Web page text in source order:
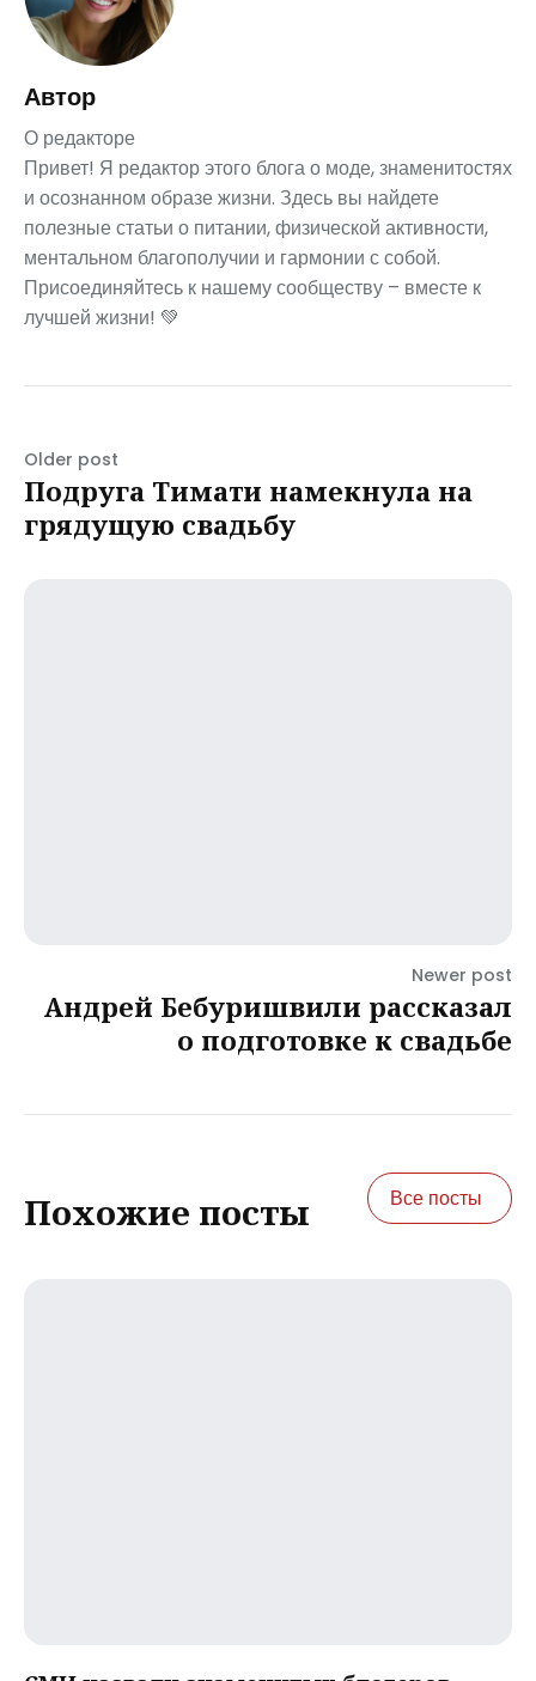
Автор
О редакторе
Привет! Я редактор этого блога о моде, знаменитостях
и осознанном образе жизни. Здесь вы найдете
полезные статьи о питании, физической активности,
ментальном благополучии и гармонии с собой.
Присоединяйтесь к нашему сообществу – вместе к
лучшей жизни! 💚
Older post
Подруга Тимати намекнула на
грядущую свадьбу
Newer post
Андрей Бебуришвили рассказал
о подготовке к свадьбе
Похожие посты Все посты